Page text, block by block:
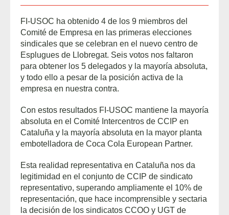
FI-USOC ha obtenido 4 de los 9 miembros del
Comité de Empresa en las primeras elecciones
sindicales que se celebran en el nuevo centro de
Esplugues de Llobregat. Seis votos nos faltaron
para obtener los 5 delegados y la mayoría absoluta,
y todo ello a pesar de la posición activa de la
empresa en nuestra contra.
Con estos resultados FI-USOC mantiene la mayoría
absoluta en el Comité Intercentros de CCIP en
Cataluña y la mayoría absoluta en la mayor planta
embotelladora de Coca Cola European Partner.
Esta realidad representativa en Cataluña nos da
legitimidad en el conjunto de CCIP de sindicato
representativo, superando ampliamente el 10% de
representación, que hace incomprensible y sectaria
la decisión de los sindicatos CCOO y UGT de